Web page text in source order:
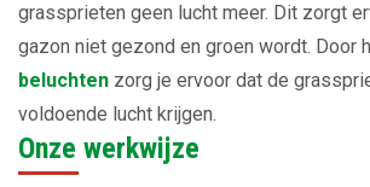
grassprieten geen lucht meer. Dit zorgt
gazon niet gezond en groen wordt. Door
beluchten zorg je ervoor dat de
voldoende lucht krijgen.
Onze werkwijze